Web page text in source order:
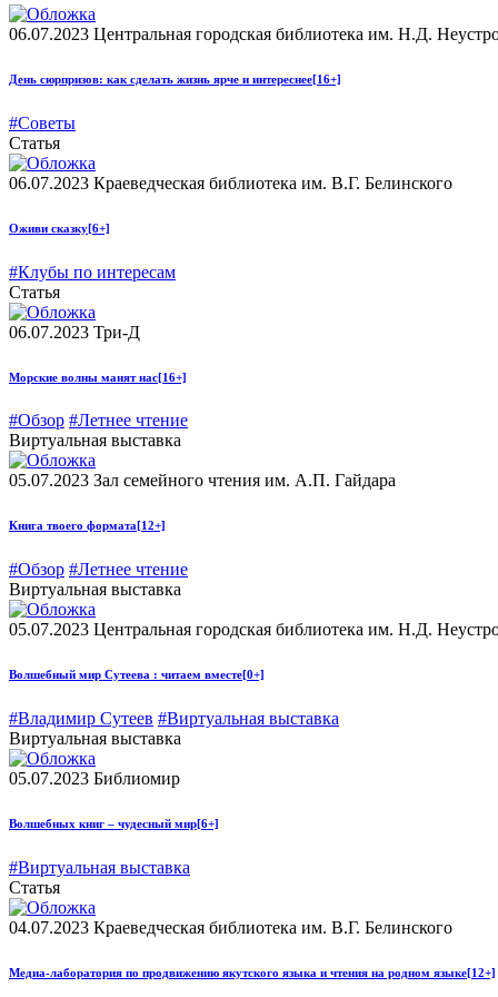
06.07.2023 Центральная городская библиотека им. Н.Д.
День сюрпризов: как сделать жизнь ярче и интереснее[16+]
#Советы
Статья
06.07.2023 Краеведческая библиотека им. В.Г. Белинского
Оживи сказку[6+]
#Клубы по интересам
Статья
06.07.2023 Три-Д
Морские волны манят нас[16+]
#Обзор #Летнее чтение
Виртуальная выставка
05.07.2023 Зал семейного чтения им. А.П. Гайдара
Книга твоего формата[12+]
#Обзор #Летнее чтение
Виртуальная выставка
05.07.2023 Центральная городская библиотека им. Н.Д.
Волшебный мир Сутеева : читаем вместе[0+]
#Владимир Сутеев #Виртуальная выставка
Виртуальная выставка
05.07.2023 Библиомир
Волшебных книг – чудесный мир[6+]
#Виртуальная выставка
Статья
04.07.2023 Краеведческая библиотека им. В.Г. Белинского
Медиа-лаборатория по продвижению якутского языка и чтения на родном языке[12+]